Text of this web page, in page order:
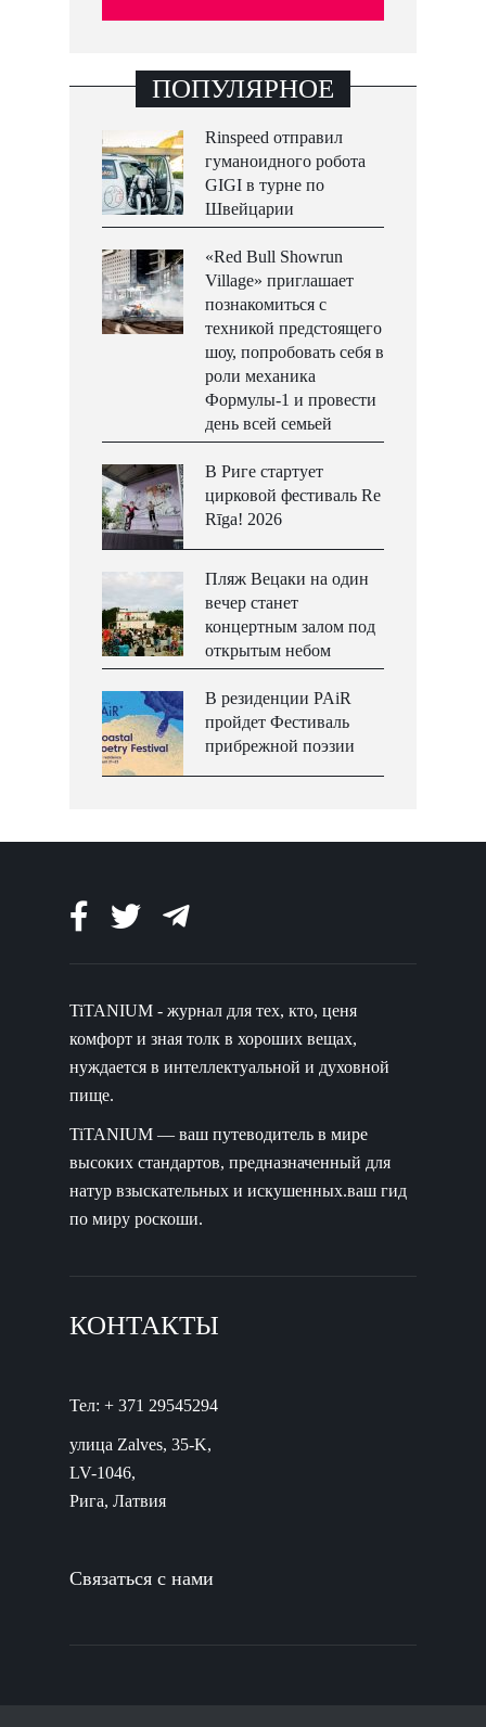
ПОПУЛЯРНОЕ
Rinspeed отправил
гуманоидного робота
GIGI в турне по
Швейцарии
«Red Bull Showrun
Village» приглашает
познакомиться с
техникой предстоящего
шоу, попробовать себя в
роли механика
Формулы-1 и провести
день всей семьей
В Риге стартует
цирковой фестиваль Re
Rīga! 2026
Пляж Вецаки на один
вечер станет
концертным залом под
открытым небом
В резиденции PAiR
пройдет Фестиваль
прибрежной поэзии
TiTANIUM - журнал для тех, кто, ценя
комфорт и зная толк в хороших вещах,
нуждается в интеллектуальной и духовной
пище.
TiTANIUM — ваш путеводитель в мире
высоких стандартов, предназначенный для
натур взыскательных и искушенных.ваш гид
по миру роскоши.
КОНТАКТЫ
Тел: + 371 29545294
улица Zalves, 35-K,
LV-1046,
Рига, Латвия
Связаться с нами